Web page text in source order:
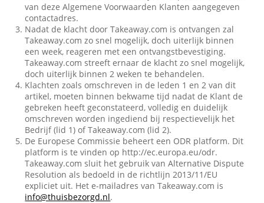
van deze Algemene Voorwaarden Klanten aangegeven
contactadres.
Nadat de klacht door Takeaway.com is ontvangen zal
Takeaway.com zo snel mogelijk, doch uiterlijk binnen
een week, reageren met een ontvangstbevestiging.
Takeaway.com streeft ernaar de klacht zo snel mogelijk,
doch uiterlijk binnen 2 weken te behandelen.
Klachten zoals omschreven in de leden 1 en 2 van dit
artikel, moeten binnen bekwame tijd nadat de Klant de
gebreken heeft geconstateerd, volledig en duidelijk
omschreven worden ingediend bij respectievelijk het
Bedrijf (lid 1) of Takeaway.com (lid 2).
De Europese Commissie beheert een ODR platform. Dit
platform is te vinden op http://ec.europa.eu/odr.
Takeaway.com sluit het gebruik van Alternative Dispute
Resolution als bedoeld in de richtlijn 2013/11/EU
expliciet uit. Het e-mailadres van Takeaway.com is
info@thuisbezorgd.nl.